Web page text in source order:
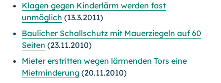
Klagen gegen Kinderlärm werden fast
unmöglich (13.3.2011)
Baulicher Schallschutz mit Mauerziegeln auf 60
Seiten (23.11.2010)
Mieter erstritten wegen lärmenden Tors eine
Mietminderung (20.11.2010)